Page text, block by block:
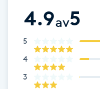
Dermapen
Diamantslipning
4.9av5
5
4
3